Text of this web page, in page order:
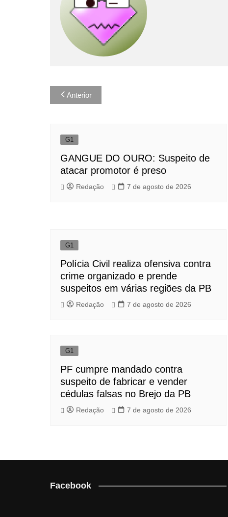
Navegação
de
Anterior
G1
GANGUE DO OURO: Suspeito de
atacar promotor é preso
Redação 7 de agosto de 2026
G1
Polícia Civil realiza ofensiva contra
crime organizado e prende
suspeitos em várias regiões da PB
Redação 7 de agosto de 2026
G1
PF cumpre mandado contra
suspeito de fabricar e vender
cédulas falsas no Brejo da PB
Redação 7 de agosto de 2026
Facebook